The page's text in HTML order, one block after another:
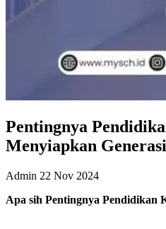
Pentingnya
Menyiapkan
Admin 22 Nov 2024
Apa sih Pentingnya Pendidikan